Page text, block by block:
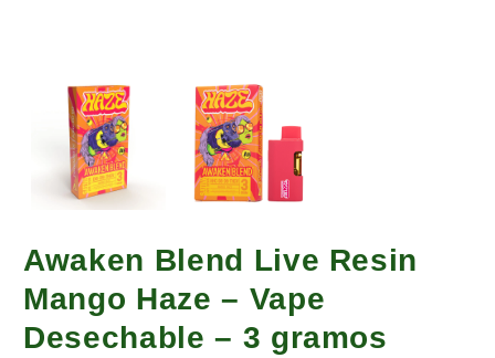
Awaken Blend Live Resin
Mango Haze – Vape
Desechable – 3 gramos